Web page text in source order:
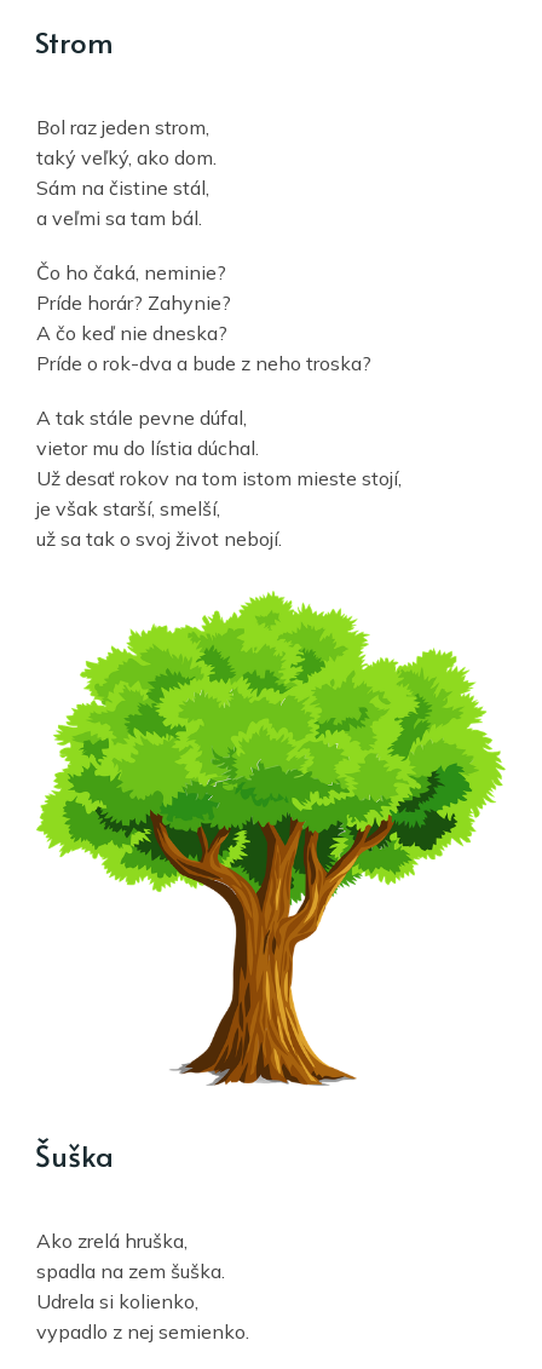
Strom
Bol raz jeden strom,
taký veľký, ako dom.
Sám na čistine stál,
a veľmi sa tam bál.
Čo ho čaká, neminie?
Príde horár? Zahynie?
A čo keď nie dneska?
Príde o rok-dva a bude z neho troska?
A tak stále pevne dúfal,
vietor mu do lístia dúchal.
Už desať rokov na tom istom mieste stojí,
je však starší, smelší,
už sa tak o svoj život nebojí.
Šuška
Ako zrelá hruška,
spadla na zem šuška.
Udrela si kolienko,
vypadlo z nej semienko.